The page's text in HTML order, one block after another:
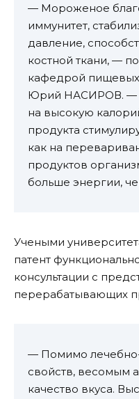
— Мороженое
иммунитет,
давление,
костной ткани, —
кафедрой
Юрий НАСИРОВ. —
на высокую
продукта
как на
продуктов
больше энергии,
Учеными
патент
консультации с
перерабатывающих
— Помимо
свойств, весомым
качество вкуса.